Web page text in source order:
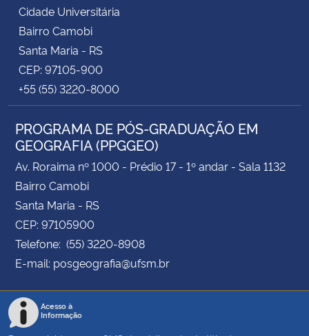
Cidade Universitária
Bairro Camobi
Santa Maria - RS
CEP: 97105-900
+55 (55) 3220-8000
PROGRAMA DE PÓS-GRADUAÇÃO EM
GEOGRAFIA (PPGGEO)
Av. Roraima nº 1000 - Prédio 17 - 1º andar - Sala 1132
Bairro Camobi
Santa Maria - RS
CEP: 97105900
Telefone: (55) 3220-8908
E-mail: posgeografia@ufsm.br
Acesso à
Informação